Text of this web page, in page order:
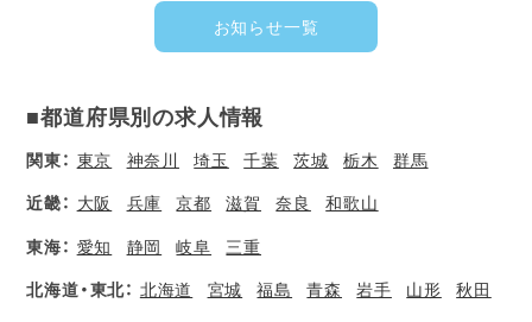
お知らせ一覧
■都道府県別の求人情報
関東： 東京 神奈川 埼玉 千葉 茨城 栃木 群馬
近畿： 大阪 兵庫 京都 滋賀 奈良 和歌山
東海： 愛知 静岡 岐阜 三重
北海道・東北： 北海道 宮城 福島 青森 岩手 山形 秋田